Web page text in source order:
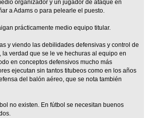
organizador y un jugador de ataque en
a Adams o para pelearle el puesto.
prácticamente medio equipo titular.
y viendo las debilidades defensivas y control de
verdad que se le ve hechuras al equipo en
en conceptos defensivos mucho más
ejecutan sin tantos titubeos como en los años
del balón aéreo, que se nota también
no existen. En fútbol se necesitan buenos